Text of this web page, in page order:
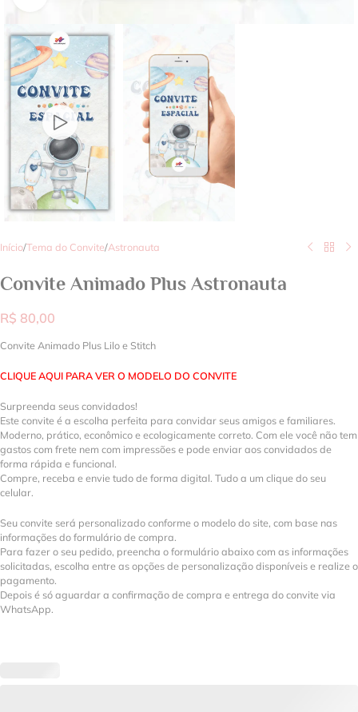
Início/Tema do Convite/Astronauta
Convite Animado Plus Astronauta
R$ 80,00
Convite Animado Plus Lilo e Stitch
CLIQUE AQUI PARA VER O MODELO DO CONVITE
Surpreenda seus convidados!
Este convite é a escolha perfeita para convidar seus amigos e familiares.
Moderno, prático, econômico e ecologicamente correto. Com ele você não tem
gastos com frete nem com impressões e pode enviar aos convidados de
forma rápida e funcional.
Compre, receba e envie tudo de forma digital. Tudo a um clique do seu
celular.
Seu convite será personalizado conforme o modelo do site, com base nas
informações do formulário de compra.
Para fazer o seu pedido, preencha o formulário abaixo com as informações
solicitadas, escolha entre as opções de personalização disponíveis e realize o
pagamento.
Depois é só aguardar a confirmação de compra e entrega do convite via
WhatsApp.